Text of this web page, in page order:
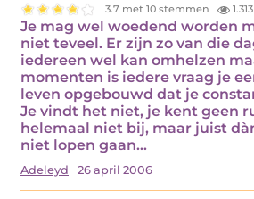
3.7 met 10 stemmen 1.313
Je mag wel woedend worden
niet teveel. Er zijn zo van die
iedereen wel kan omhelzen
momenten is iedere vraag je
leven opgebouwd dat je
Je vindt het niet, je kent geen
helemaal niet bij, maar juist
niet lopen gaan…
Adeleyd 26 april 2006